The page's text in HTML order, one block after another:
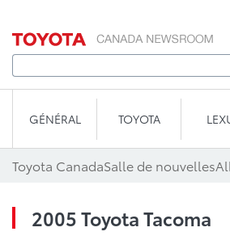
GÉNÉRAL TOYOTA
Toyota CanadaSalle de nouvelles
2005 Toyota Tacoma